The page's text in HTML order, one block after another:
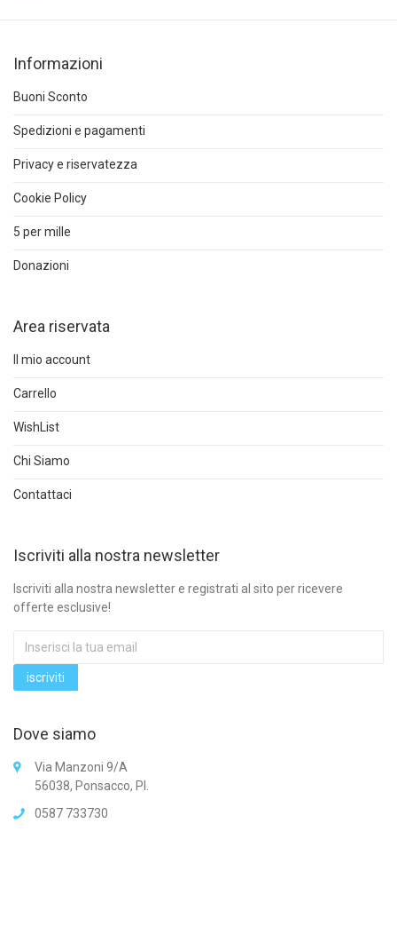
Informazioni
Buoni Sconto
Spedizioni e pagamenti
Privacy e riservatezza
Cookie Policy
5 per mille
Donazioni
Area riservata
Il mio account
Carrello
WishList
Chi Siamo
Contattaci
Iscriviti alla nostra newsletter
Iscriviti alla nostra newsletter e registrati al sito per ricevere
offerte esclusive!
Dove siamo
Via Manzoni 9/A
56038, Ponsacco, PI.
0587 733730